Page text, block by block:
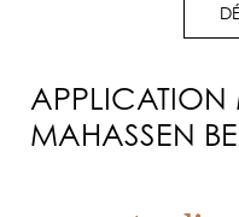
APPLICATION
MAHASSEN